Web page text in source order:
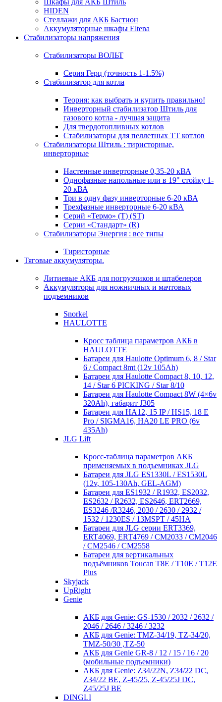
Шкафы для АКБ Штиль
HIDEN
Стеллажи для АКБ Бастион
Аккумуляторные шкафы Eltena
Стабилизаторы напряжения
Стабилизаторы ВОЛЬТ
Серия Герц (точность 1-1.5%)
Стабилизатор для котла
Теория: как выбрать и купить правильно!
Инверторный стабилизатор Штиль для
газового котла - лучшая защита
Для твердотопливных котлов
Стабилизаторы для пеллетных ТТ котлов
Стабилизаторы Штиль : тиристорные,
инверторные
Настенные инверторные 0,35-20 кВА
Однофазные напольные или в 19" стойку 1-
20 кВА
Три в одну фазу инверторные 6-20 кВА
Трехфазные инверторные 6-20 кВА
Серий «Термо» (T) (ST)
Серии «Стандарт» (R)
Стабилизаторы Энергия : все типы
Тиристорные
Тяговые аккумуляторы.
Литиевые АКБ для погрузчиков и штабелеров
Аккумуляторы для ножничных и мачтовых
подъемников
Snorkel
HAULOTTE
Кросc таблица параметров АКБ в
HAULOTTE
Батареи для Haulotte Optimum 6, 8 / Star
6 / Compact 8mt (12v 105Ah)
Батареи для Haulotte Compact 8, 10, 12,
14 / Star 6 PICKING / Star 8/10
Батареи для Haulotte Compact 8W (4×6v
320Ah), габарит J305
Батареи для HA12, 15 IP / HS15, 18 E
Pro / SIGMA16, HA20 LE PRO (6v
435Ah)
JLG Lift
Кросc-таблица параметров АКБ
применяемых в подъемниках JLG
Батареи для JLG ES1330L / ES1530L
(12v, 105-130Ah, GEL-AGM)
Батареи для ES1932 / R1932, ES2032,
ES2632 / R2632, ES2646, ERT2669,
ES3246 /R3246, 2030 / 2630 / 2932 /
1532 / 1230ES / 13MSPT / 45HA
Батареи для JLG серии ERT3369,
ERT4069, ERT4769 / CM2033 / CM2046
/ CM2546 / CM2558
Батареи для вертикальных
подъёмников Toucan T8E / T10E / T12E
Plus
Skyjack
UpRight
Genie
АКБ для Genie: GS-1530 / 2032 / 2632 /
2046 / 2646 / 3246 / 3232
АКБ для Genie: TMZ-34/19, TZ-34/20,
TMZ-50/30 ,TZ-50
АКБ для Genie GR-8 / 12 / 15 / 16 / 20
(мобильные подъемники)
АКБ для Genie: Z34/22N, Z34/22 DC,
Z34/22 BE, Z-45/25, Z-45/25J DC,
Z45/25J BE
DINGLI